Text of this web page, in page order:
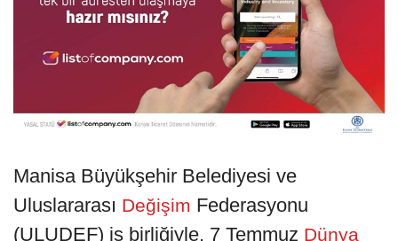
Manisa Büyükşehir Belediyesi ve
Uluslararası Değişim Federasyonu
(ULUDEF) iş birliğiyle, 7 Temmuz Dünya